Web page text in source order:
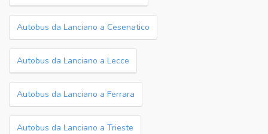
Autobus da Lanciano a Cesenatico
Autobus da Lanciano a Lecce
Autobus da Lanciano a Ferrara
Autobus da Lanciano a Trieste